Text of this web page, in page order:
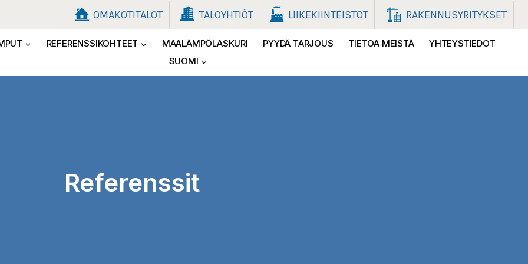
OMAKOTITALOT TALOYHTIÖT LIIKEKIINTEISTOT RAKENNUSYRITYKSET
REFERENSSIKOHTEET MAALÄMPÖLASKURI PYYDÄ TARJOUS TIETOA MEISTÄ
YHTEYSTIEDOT
SUOMI
Referenssit